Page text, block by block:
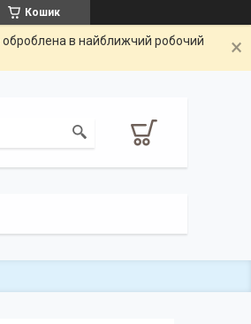
Кошик
оброблена в найближчий робочий